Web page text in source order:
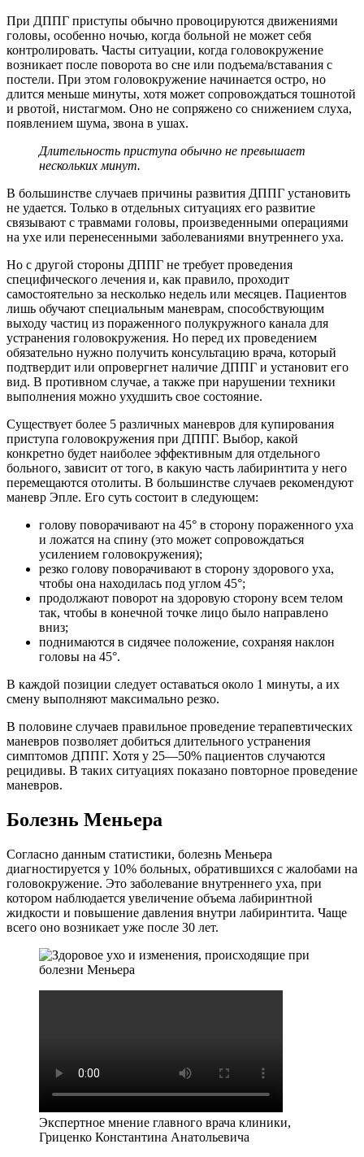
При ДППГ приступы обычно провоцируются движениями
головы, особенно ночью, когда больной не может себя
контролировать. Часты ситуации, когда головокружение
возникает после поворота во сне или подъема/вставания с
постели. При этом головокружение начинается остро, но
длится меньше минуты, хотя может сопровождаться тошнотой
и рвотой, нистагмом. Оно не сопряжено со снижением слуха,
появлением шума, звона в ушах.
Длительность приступа обычно не превышает
нескольких минут.
В большинстве случаев причины развития ДППГ установить
не удается. Только в отдельных ситуациях его развитие
связывают с травмами головы, произведенными операциями
на ухе или перенесенными заболеваниями внутреннего уха.
Но с другой стороны ДППГ не требует проведения
специфического лечения и, как правило, проходит
самостоятельно за несколько недель или месяцев. Пациентов
лишь обучают специальным маневрам, способствующим
выходу частиц из пораженного полукружного канала для
устранения головокружения. Но перед их проведением
обязательно нужно получить консультацию врача, который
подтвердит или опровергнет наличие ДППГ и установит его
вид. В противном случае, а также при нарушении техники
выполнения можно ухудшить свое состояние.
Существует более 5 различных маневров для купирования
приступа головокружения при ДППГ. Выбор, какой
конкретно будет наиболее эффективным для отдельного
больного, зависит от того, в какую часть лабиринтита у него
перемещаются отолиты. В большинстве случаев рекомендуют
маневр Эпле. Его суть состоит в следующем:
голову поворачивают на 45° в сторону пораженного уха
и ложатся на спину (это может сопровождаться
усилением головокружения);
резко голову поворачивают в сторону здорового уха,
чтобы она находилась под углом 45°;
продолжают поворот на здоровую сторону всем телом
так, чтобы в конечной точке лицо было направлено
вниз;
поднимаются в сидячее положение, сохраняя наклон
головы на 45°.
В каждой позиции следует оставаться около 1 минуты, а их
смену выполняют максимально резко.
В половине случаев правильное проведение терапевтических
маневров позволяет добиться длительного устранения
симптомов ДППГ. Хотя у 25—50% пациентов случаются
рецидивы. В таких ситуациях показано повторное проведение
маневров.
Болезнь Меньера
Согласно данным статистики, болезнь Меньера
диагностируется у 10% больных, обратившихся с жалобами на
головокружение. Это заболевание внутреннего уха, при
котором наблюдается увеличение объема лабиринтной
жидкости и повышение давления внутри лабиринтита. Чаще
всего оно возникает уже после 30 лет.
Экспертное мнение главного врача клиники,
Гриценко Константина Анатольевича